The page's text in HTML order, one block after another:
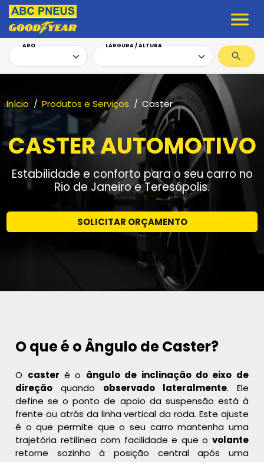
ARO LARGURA / ALTURA
Início Produtos e Serviços Caster
CASTER AUTOMOTIVO
Estabilidade e conforto para o seu carro no
Rio de Janeiro e Teresópolis.
SOLICITAR ORÇAMENTO
O que é o Ângulo de Caster?
O caster é o ângulo de inclinação do eixo de
direção quando observado lateralmente. Ele
define se o ponto de apoio da suspensão está à
frente ou atrás da linha vertical da roda. Este ajuste
é o que permite que o seu carro mantenha uma
trajetória retilínea com facilidade e que o volante
retorne sozinho à posição central após uma